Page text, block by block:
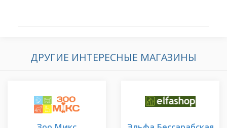
ДРУГИЕ ИНТЕРЕСНЫЕ МАГАЗИНЫ